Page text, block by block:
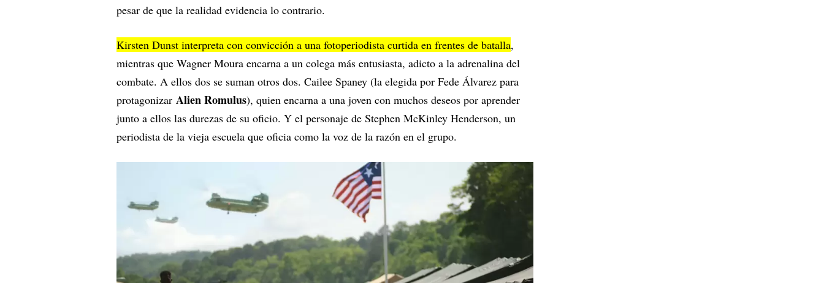
pesar de que la realidad evidencia lo contrario.
Kirsten Dunst interpreta con convicción a una fotoperiodista curtida en frentes de batalla,
mientras que Wagner Moura encarna a un colega más entusiasta, adicto a la adrenalina del
combate. A ellos dos se suman otros dos. Cailee Spaney (la elegida por Fede Álvarez para
protagonizar Alien Romulus), quien encarna a una joven con muchos deseos por aprender
junto a ellos las durezas de su oficio. Y el personaje de Stephen McKinley Henderson, un
periodista de la vieja escuela que oficia como la voz de la razón en el grupo.